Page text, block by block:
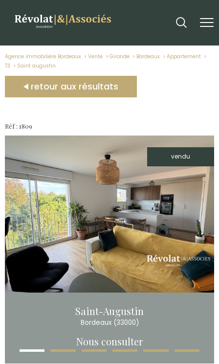
Agence immobilière Bordeaux Vente Gironde Bordeaux
Appartement
T3
saint augustin
retour aux résultats
Réf : 1809
vendu
Saint-Augustin
Bordeaux (33000)
Nous consulter